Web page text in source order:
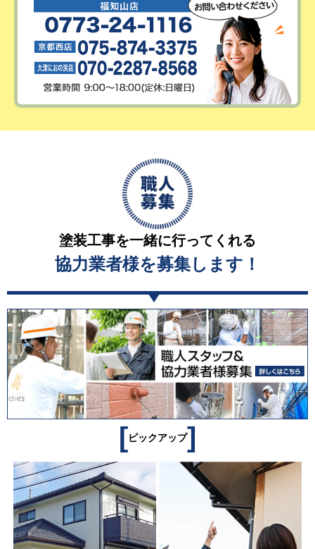
塗装工事を一緒に行ってくれる
協力業者様を募集します！
[ピックアップ]